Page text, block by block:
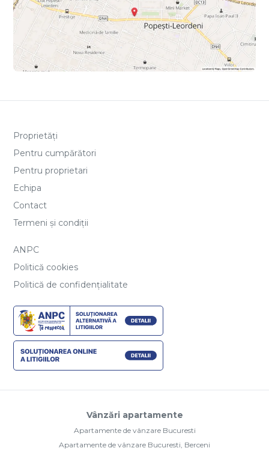
Proprietăți
Pentru cumpărători
Pentru proprietari
Echipa
Contact
Termeni și condiții
ANPC
Politică cookies
Politică de confidențialitate
Vânzări apartamente
Apartamente de vânzare Bucuresti
Apartamente de vânzare Bucuresti, Berceni